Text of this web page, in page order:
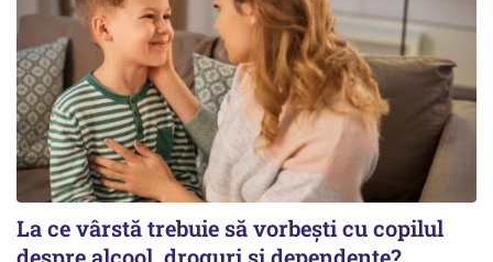
La ce vârstă trebuie să vorbești cu copilul
despre alcool, droguri și dependențe?